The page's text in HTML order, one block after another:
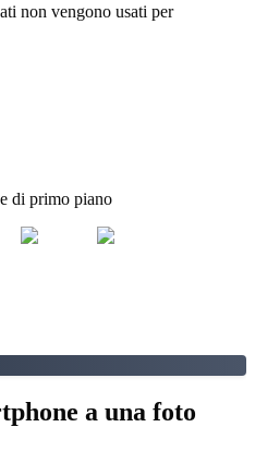
non vengono usati per
di primo piano
a una foto